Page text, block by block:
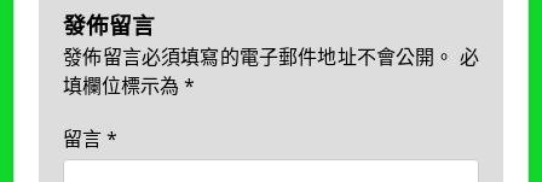
發佈留言
發佈留言必須填寫的電子郵件地址不會公開。 必
填欄位標示為*
留言*